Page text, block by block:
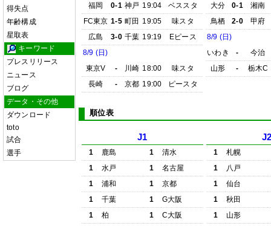
得失点
年齢構成
星取表
キーワード
プレスリリース
ニュース
ブログ
データ・その他
ダウンロード
toto
試合
選手
福岡
0-1 神戸 19:04
ベススタ
FC東京 1-5 町田 19:05
味スタ
広島
3-0 千葉 19:19
Eピース
8/9 (日)
東京V
- 川崎 18:00
味スタ
長崎
- 京都 19:00 ピースタ
大分
0-1
湘南
鳥栖
2-0
甲府
8/9 (日)
いわき
-
今治
山形
- 栃木C
順位表
J1
1 鹿島 1
清水
1
水戸 1
名古屋
1
浦和 1
京都
1
千葉 1
G大阪
1
柏 1
C大阪
1
札幌
1
八戸
1
仙台
1
秋田
1
山形